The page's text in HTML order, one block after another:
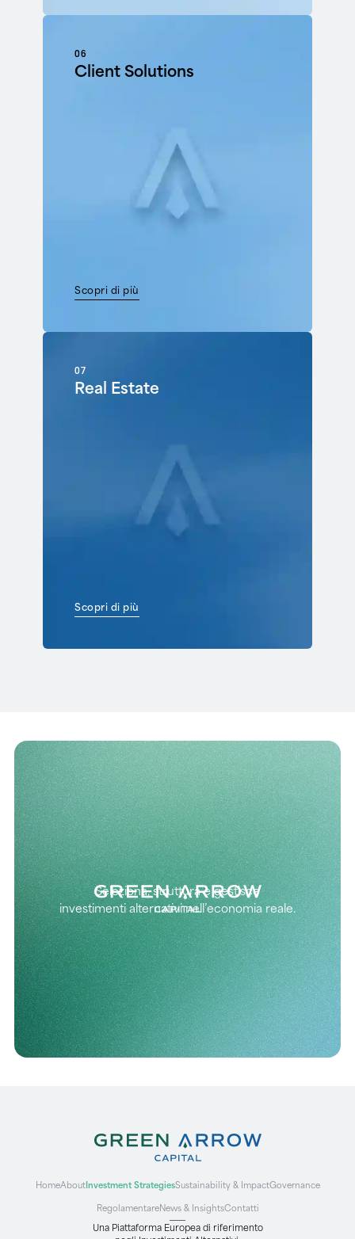
06
Client Solutions
Scopri di più
07
Real Estate
Scopri di più
Seleziona, struttura e gestisce
investimenti alternativi nell’economia reale.
HomeAboutInvestment StrategiesSustainability & ImpactGovernance
RegolamentareNews & InsightsContatti
Una Piattaforma Europea di riferimento